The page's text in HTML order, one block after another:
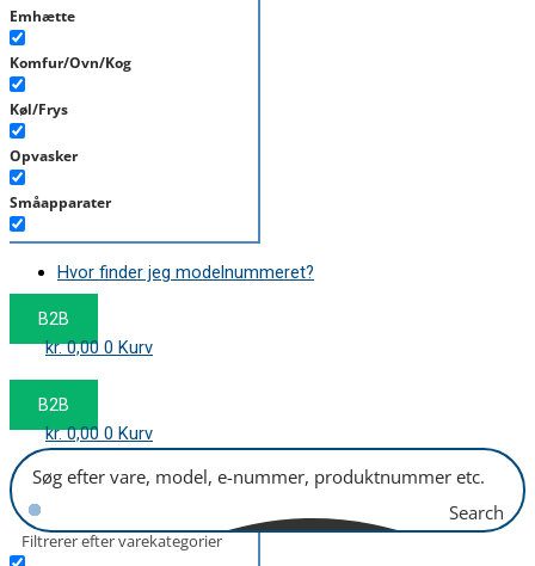
Emhætte
Komfur/Ovn/Kog
Køl/Frys
Opvasker
Småapparater
Støvsuger
Tørretumbler
Tilbehør/Plejemidler
Hvor finder jeg modelnummeret?
B2B
kr.0,00 0 Kurv
B2B
kr.0,00 0 Kurv
Search
Filtrerer efter varekategorier